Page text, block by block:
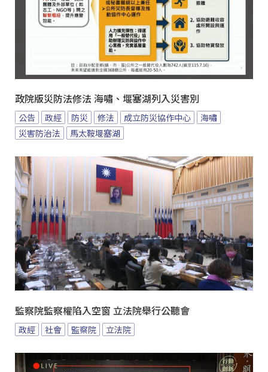
政院版災防法修法 海嘯、堰塞湖列入災害別
公告 政經 防災 修法 成立防災協作中心
海嘯
災害防治法
馬太鞍堰塞湖
監察院監察權陷入空窗 立法院舉行公聽會
政經 社會 監察院 立法院